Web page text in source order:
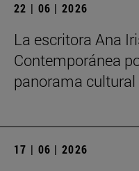
22 | 06 | 2026
La escritora Ana
Contemporánea
panorama cultural
17 | 06 | 2026